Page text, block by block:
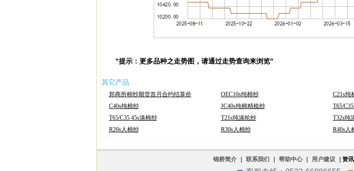
"提示：更多品种之走势图，请通过走势查询来浏览"
其它产品
郑商所棉纱期货首月合约结算价 OEC10s纯棉纱 C21s纯
C40s纯棉纱
JC40s纯棉精梳纱 T65/
T65/C35 45s涤棉纱
T21s纯涤纶纱 T32s纯
R20s人棉纱
R30s人棉纱 R40s人
锦桥简介 联系我们 帮助中心 用户建议 资讯